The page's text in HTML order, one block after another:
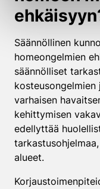
Säännöllinen
homeongelmien
säännölliset
varhaisen
kehittymisen
edellyttää
alueet.